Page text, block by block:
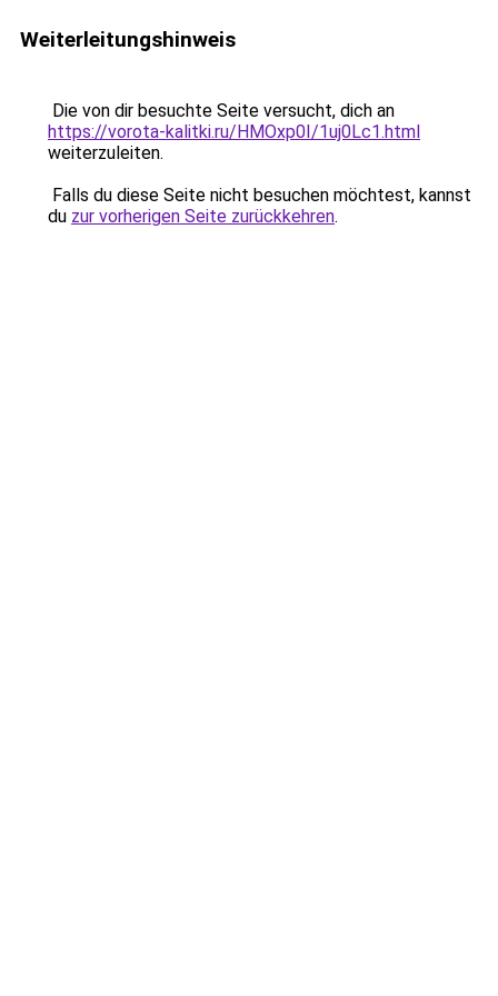
Weiterleitungshinweis
Die von dir besuchte Seite versucht, dich an
https://vorota-kalitki.ru/HMOxp0I/1uj0Lc1.html
weiterzuleiten.
Falls du diese Seite nicht besuchen möchtest, kannst
du zur vorherigen Seite zurückkehren.